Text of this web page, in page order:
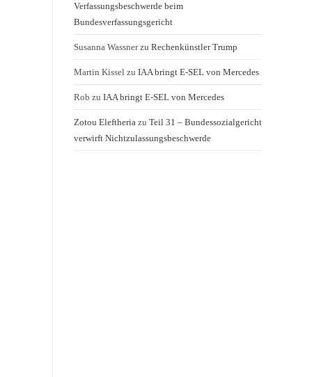
Verfassungsbeschwerde beim
Bundesverfassungsgericht
Susanna Wassnerzu Rechenkünstler Trump
Martin Kissel zu IAA bringt E-SEL von Mercedes
Rob zu IAA bringt E-SEL von Mercedes
Zotou Eleftheria zu Teil 31 – Bundessozialgericht
verwirft Nichtzulassungsbeschwerde